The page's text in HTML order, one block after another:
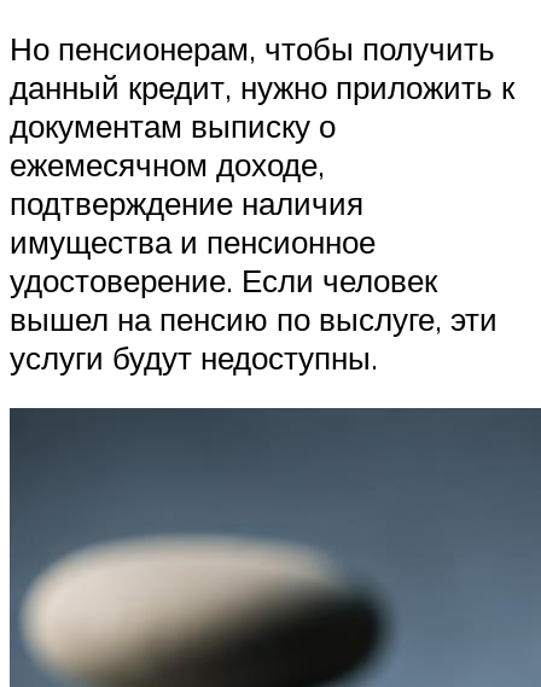
Но пенсионерам, чтобы получить
данный кредит, нужно приложить к
документам выписку о
ежемесячном доходе,
подтверждение наличия
имущества и пенсионное
удостоверение. Если человек
вышел на пенсию по выслуге, эти
услуги будут недоступны.